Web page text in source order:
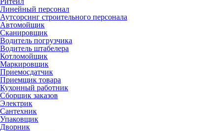
Линейный персонал
Аутсорсинг строительного персонала
Автомойщик
Сканировщик
Водитель погрузчика
Водитель штабелера
Котломойщик
Маркировщик
Приемосдатчик
Приемщик товара
Кухонный работник
Сборщик заказов
Электрик
Сантехник
Упаковщик
Дворник